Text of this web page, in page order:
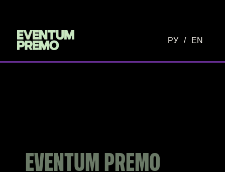
РУ / EN
EVENTUM PREMO